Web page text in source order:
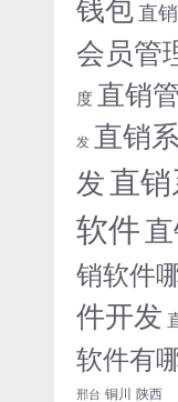
钱包 直
会员管
度 直销
发 直销
发直
软件
销软件
件开发
软件有
邢台 铜川 陕西